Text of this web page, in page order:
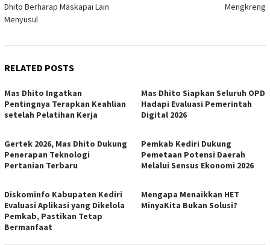
Dhito Berharap Maskapai Lain
Menyusul
Mengkreng
RELATED POSTS
Mas Dhito Ingatkan
Pentingnya Terapkan Keahlian
setelah Pelatihan Kerja
Mas Dhito Siapkan Seluruh OPD
Hadapi Evaluasi Pemerintah
Digital 2026
Gertek 2026, Mas Dhito Dukung
Penerapan Teknologi
Pertanian Terbaru
Pemkab Kediri Dukung
Pemetaan Potensi Daerah
Melalui Sensus Ekonomi 2026
Diskominfo Kabupaten Kediri
Evaluasi Aplikasi yang Dikelola
Pemkab, Pastikan Tetap
Bermanfaat
Mengapa Menaikkan HET
MinyaKita Bukan Solusi?